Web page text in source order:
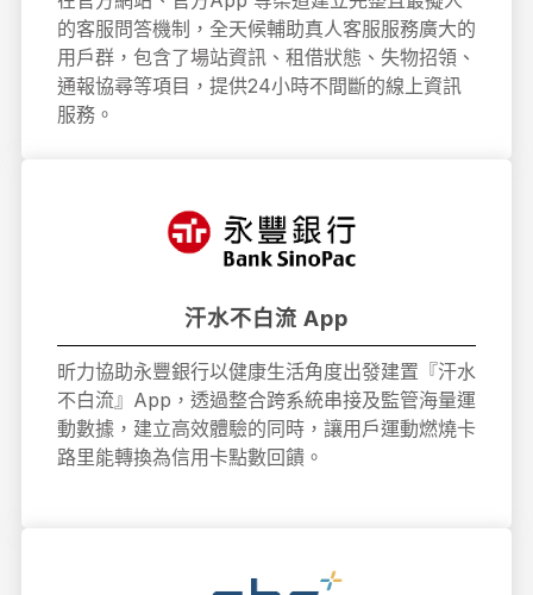
的客服問答機制，全天候輔助真人客服服務廣大的
用戶群，包含了場站資訊、租借狀態、失物招領、
通報協尋等項目，提供24小時不間斷的線上資訊
服務。
汗水不白流 App
昕力協助永豐銀行以健康生活角度出發建置『汗水
不白流』App，透過整合跨系統串接及監管海量運
動數據，建立高效體驗的同時，讓用戶運動燃燒卡
路里能轉換為信用卡點數回饋。